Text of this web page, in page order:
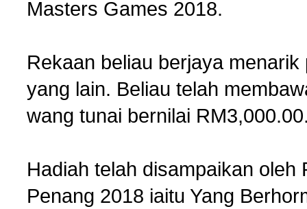
Masters Games 2018.
Rekaan beliau berjaya
yang lain. Beliau telah
wang tunai bernilai
Hadiah telah disampaikan
Penang 2018 iaitu Yang